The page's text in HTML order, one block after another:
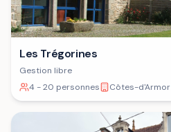
Les Trégorines
Gestion libre
4 - 20 personnes
Côtes-d'Armor